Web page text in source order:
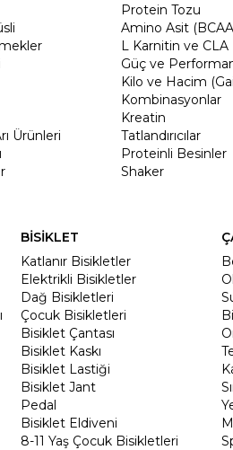
Ürünleri
Protein Tozu
Amino Asit
L Karnitin ve CLA
Güç ve
Kilo ve Hacim
Kombinasyonlar
Kreatin
Tatlandırıcılar
Proteinli Besinler
Shaker
BİSİKLET
Katlanır Bisikletler
Elektrikli Bisikletler
Dağ Bisikletleri
Çocuk Bisikletleri
Bisiklet Çantası
Bisiklet Kaskı
Bisiklet Lastiği
Bisiklet Jant
Pedal
Bisiklet Eldiveni
8-11 Yaş Çocuk Bisikletleri